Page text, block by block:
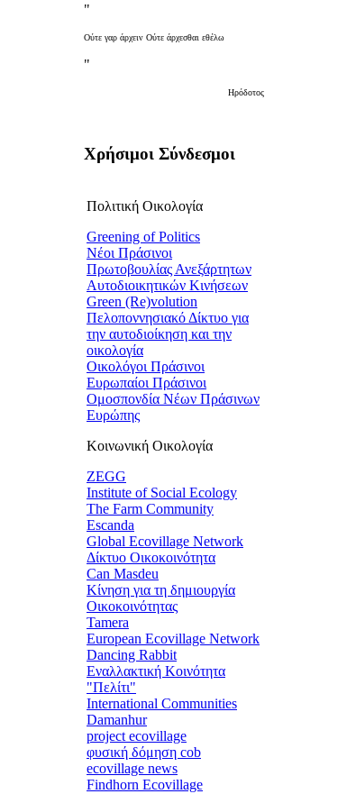
"
Ούτε γαρ άρχειν Ούτε άρχεσθαι εθέλω
"
Ηρόδοτος
Χρήσιμοι Σύνδεσμοι
Πολιτική Οικολογία
Greening of Politics
Νέοι Πράσινοι
Πρωτοβουλίας Ανεξάρτητων
Αυτοδιοικητικών Κινήσεων
Green (Re)volution
Πελοποννησιακό Δίκτυο για
την αυτοδιοίκηση και την
οικολογία
Οικολόγοι Πράσινοι
Ευρωπαίοι Πράσινοι
Ομοσπονδία Νέων Πράσινων
Ευρώπης
Κοινωνική Οικολογία
ZEGG
Institute of Social Ecology
The Farm Community
Escanda
Global Ecovillage Network
Δίκτυο Οικοκοινότητα
Can Masdeu
Κίνηση για τη δημιουργία
Οικοκοινότητας
Tamera
European Ecovillage Network
Dancing Rabbit
Εναλλακτική Κοινότητα
"Πελίτι"
International Communities
Damanhur
project ecovillage
φυσική δόμηση cob
ecovillage news
Findhorn Ecovillage